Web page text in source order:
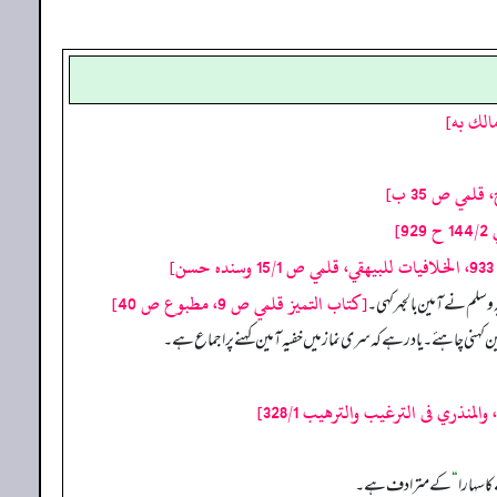
ص 35 ب]
وسلم نے آمین بالجہر کہی۔[كتاب التميز قلمي ص 9، مطبوع ص 40]
چاہئے۔ یاد رہے کہ سری نماز میں خفیہ آمین کہنے پر اجماع ہے۔
سہارا“کے مترادف ہے۔